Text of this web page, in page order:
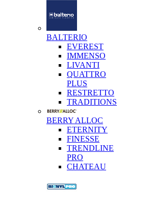
BALTERIO
EVEREST
IMMENSO
LIVANTI
QUATTRO
PLUS
RESTRETTO
TRADITIONS
BERRY ALLOC
ETERNITY
FINESSE
TRENDLINE
PRO
CHATEAU